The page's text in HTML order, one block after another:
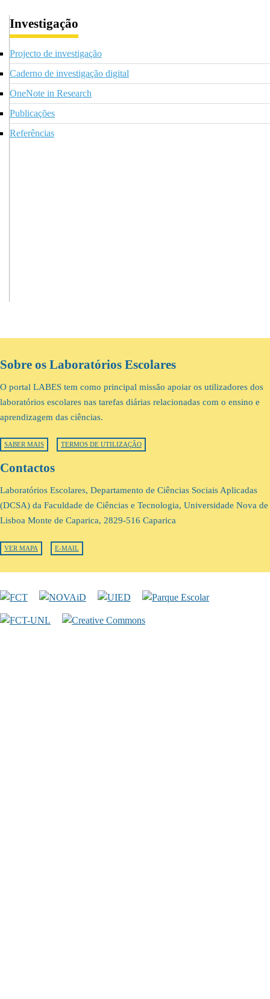
Investigação
Projecto de investigação
Caderno de investigação digital
OneNote in Research
Publicações
Referências
Sobre os Laboratórios Escolares
O portal LABES tem como principal missão apoiar os utilizadores dos
laboratórios escolares nas tarefas diárias relacionadas com o ensino e
aprendizagem das ciências.
SABER MAIS TERMOS DE UTILIZAÇÃO
Contactos
Laboratórios Escolares, Departamento de Ciências Sociais Aplicadas
(DCSA) da Faculdade de Ciências e Tecnologia, Universidade Nova de
Lisboa Monte de Caparica, 2829-516 Caparica
VER MAPA E-MAIL